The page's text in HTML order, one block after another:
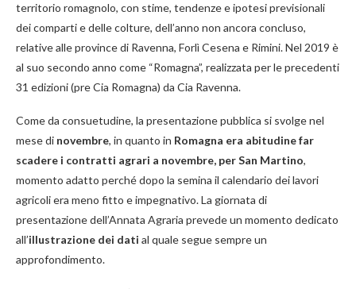
territorio romagnolo, con stime, tendenze e ipotesi previsionali
dei comparti e delle colture, dell’anno non ancora concluso,
relative alle province di Ravenna, Forlì Cesena e Rimini. Nel 2019 è
al suo secondo anno come “Romagna”, realizzata per le precedenti
31 edizioni (pre Cia Romagna) da Cia Ravenna.
Come da consuetudine, la presentazione pubblica si svolge nel
mese di novembre, in quanto in Romagna era abitudine far
scadere i contratti agrari a novembre, per San Martino,
momento adatto perché dopo la semina il calendario dei lavori
agricoli era meno fitto e impegnativo. La giornata di
presentazione dell’Annata Agraria prevede un momento dedicato
all’illustrazione dei dati al quale segue sempre un
approfondimento.